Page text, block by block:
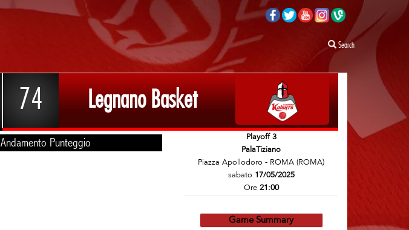
Search
74 Legnano Basket
Andamento Punteggio
Playoff 3
PalaTiziano
Piazza Apollodoro - ROMA (ROMA)
sabato 17/05/2025
Ore 21:00